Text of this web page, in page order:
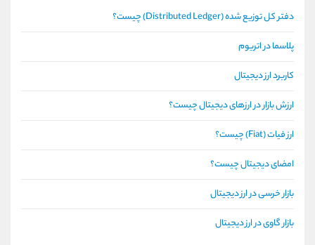
دفتر کل توزیع شده (Distributed Ledger) چیست؟
پلاسما در اتریوم
کاربرد ارز دیجیتال
ارزش بازار در ارزهای دیجیتال چیست؟
ارز فیات (Fiat) چیست؟
امضای دیجیتال چیست؟
بازار خرسی در ارز دیجیتال
بازار گاوی در ارز دیجیتال